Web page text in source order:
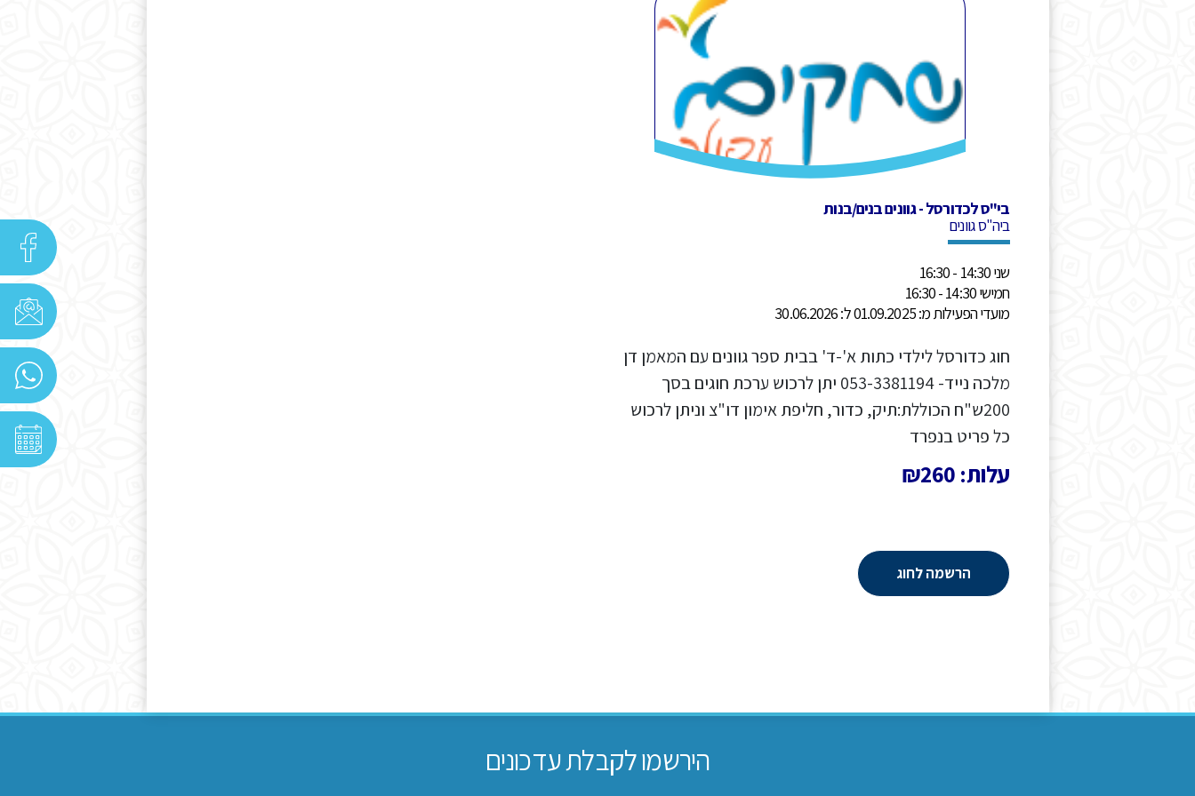
בי"ס לכדורסל - גוונים בנים/בנות
ביה"ס גוונים
שני 14:30 - 16:30
חמישי 14:30 - 16:30
מועדי הפעילות מ: 01.09.2025 ל: 30.06.2026
חוג כדורסל לילדי כתות א'-ד' בבית ספר גוונים עם המאמן דן
מלכה נייד- 053-3381194 יתן לרכוש ערכת חוגים בסך
200ש"ח הכוללת:תיק, כדור, חליפת אימון דו"צ וניתן לרכוש
כל פריט בנפרד
עלות: ₪260
הרשמה לחוג
הירשמו לקבלת עדכונים